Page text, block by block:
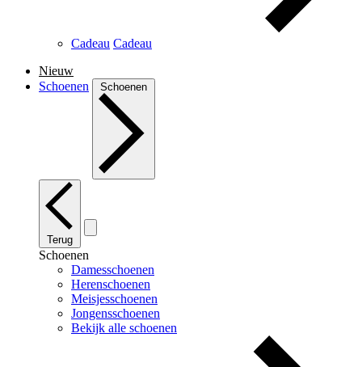
Cadeau Cadeau
Nieuw
Schoenen
Schoenen
Terug
Schoenen
Damesschoenen
Herenschoenen
Meisjesschoenen
Jongensschoenen
Bekijk alle schoenen